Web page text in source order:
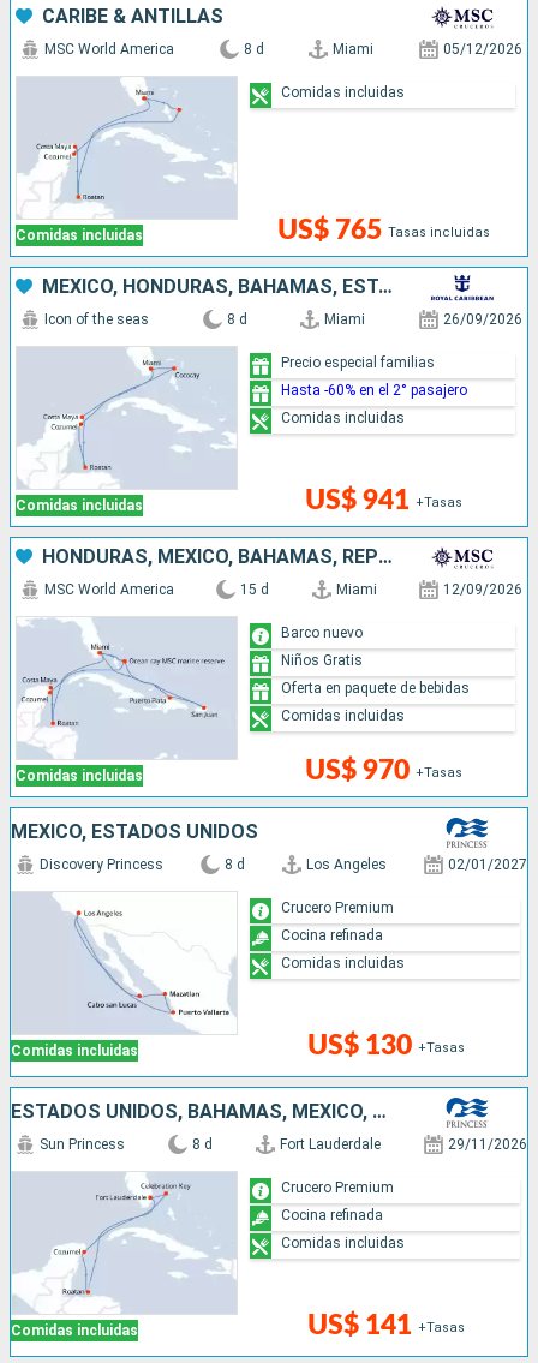
CARIBE & ANTILLAS
Comidas incluidas
MSC World America 8 d Miami 05/12/2026
US$ 765 Tasas incluidas
Comidas incluidas
MÉXICO, HONDURAS, BAHAMAS, ESTADOS UNIDOS
Comidas incluidas
Icon of the seas 8 d Miami 26/09/2026
US$ 941 +Tasas
Precio especial familias
Hasta -60% en el 2° pasajero
Comidas incluidas
HONDURAS, MÉXICO, BAHAMAS, REPÚBLICA DOMINICANA, PUERTO RICO, ESTADOS UNIDOS
Comidas incluidas
MSC World America 15 d Miami 12/09/2026
US$ 970 +Tasas
Barco nuevo
Niños Gratis
Oferta en paquete de bebidas
Comidas incluidas
MÉXICO, ESTADOS UNIDOS
Comidas incluidas
Discovery Princess 8 d Los Angeles 02/01/2027
US$ 130 +Tasas
Crucero Premium
Cocina refinada
Comidas incluidas
ESTADOS UNIDOS, BAHAMAS, MÉXICO, HONDURAS
Comidas incluidas
Sun Princess 8 d Fort Lauderdale 29/11/2026
US$ 141 +Tasas
Crucero Premium
Cocina refinada
Comidas incluidas